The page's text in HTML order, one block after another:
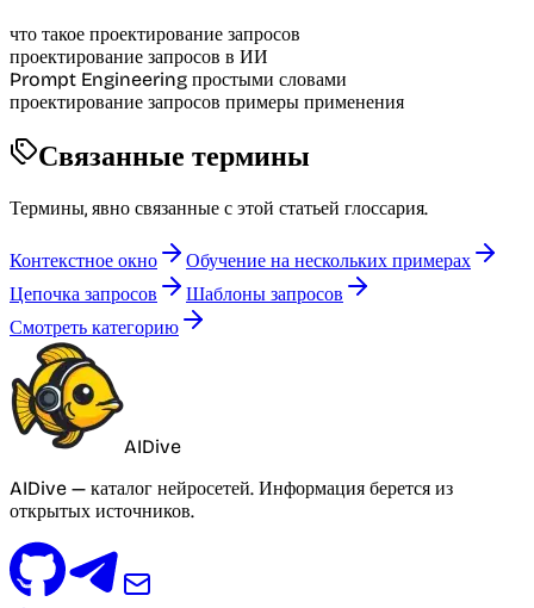
что такое проектирование запросов
проектирование запросов в ИИ
Prompt Engineering простыми словами
проектирование запросов примеры применения
Связанные термины
Термины, явно связанные с этой статьей глоссария.
Контекстное окно
Обучение на нескольких примерах
Цепочка запросов
Шаблоны запросов
Смотреть категорию
AIDive
AIDive — каталог нейросетей. Информация берется из
открытых источников.